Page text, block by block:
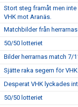
Stort steg framåt men
VHK mot Aranäs.
Matchbilder från
50/50 lotteriet
Bilder herrarnas match 7/
Sjätte raka segern för
Desperat VHK lyckades
50/50 lotteriet